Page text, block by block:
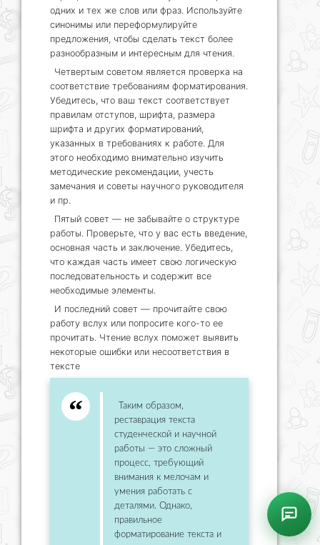
одних и тех же слов или фраз. Используйте
синонимы или переформулируйте
предложения, чтобы сделать текст более
разнообразным и интересным для чтения.
Четвертым советом является проверка на
соответствие требованиям форматирования.
Убедитесь, что ваш текст соответствует
правилам отступов, шрифта, размера
шрифта и других форматирований,
указанных в требованиях к работе. Для
этого необходимо внимательно изучить
методические рекомендации, учесть
замечания и советы научного руководителя
и пр.
Пятый совет — не забывайте о структуре
работы. Проверьте, что у вас есть введение,
основная часть и заключение. Убедитесь,
что каждая часть имеет свою логическую
последовательность и содержит все
необходимые элементы.
И последний совет — прочитайте свою
работу вслух или попросите кого-то ее
прочитать. Чтение вслух поможет выявить
некоторые ошибки или несоответствия в
тексте
Таким образом,
реставрация текста
студенческой и научной
работы — это сложный
процесс, требующий
внимания к мелочам и
умения работать с
деталями. Однако,
правильное
форматирование текста и